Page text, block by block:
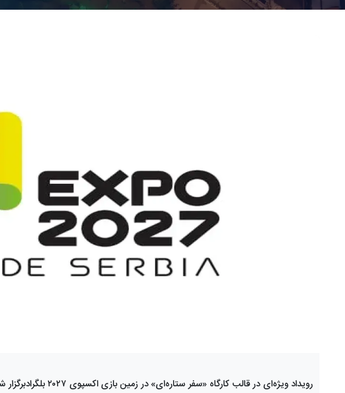
رویداد ویژه‌ای در قالب